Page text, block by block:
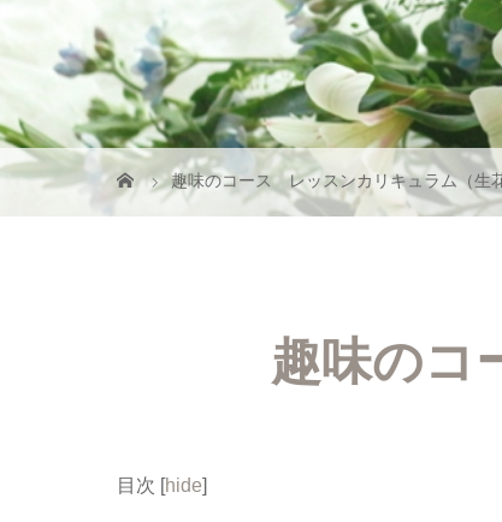
趣味のコース レッスンカリキュラム（生
趣味のコ
目次 [hide]